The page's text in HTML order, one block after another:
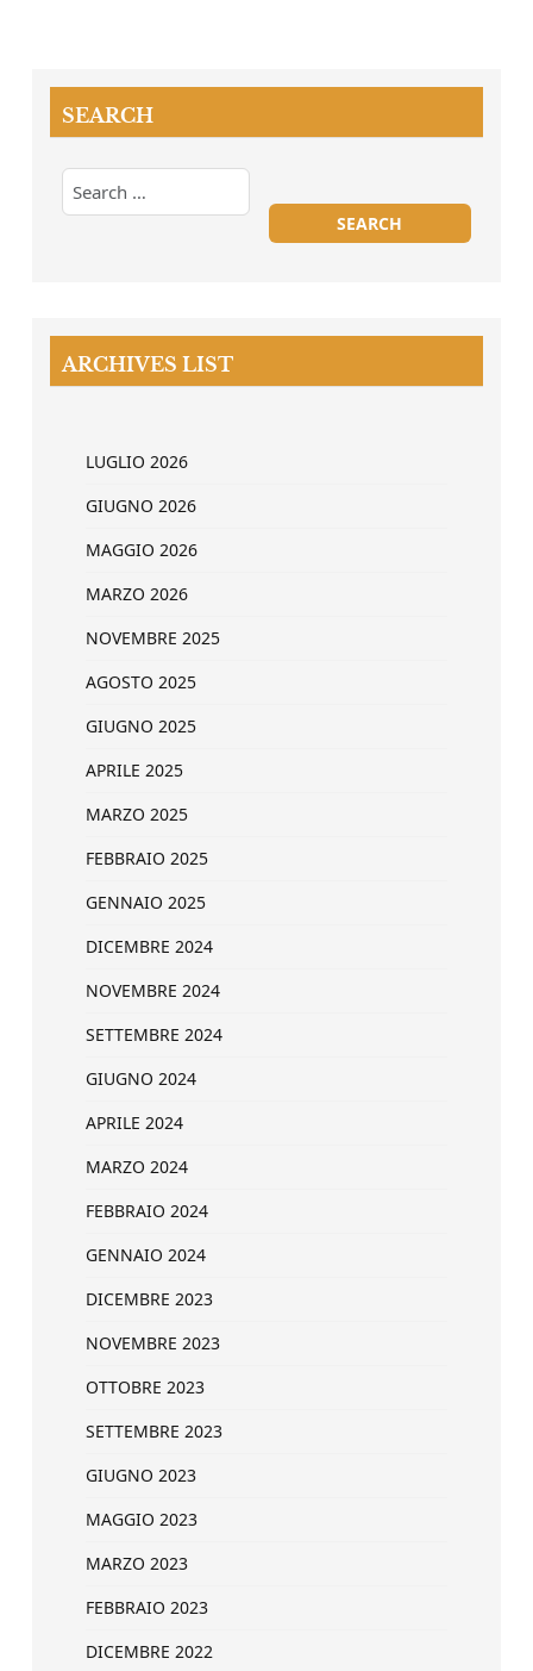
SEARCH
ARCHIVES LIST
LUGLIO 2026
GIUGNO 2026
MAGGIO 2026
MARZO 2026
NOVEMBRE 2025
AGOSTO 2025
GIUGNO 2025
APRILE 2025
MARZO 2025
FEBBRAIO 2025
GENNAIO 2025
DICEMBRE 2024
NOVEMBRE 2024
SETTEMBRE 2024
GIUGNO 2024
APRILE 2024
MARZO 2024
FEBBRAIO 2024
GENNAIO 2024
DICEMBRE 2023
NOVEMBRE 2023
OTTOBRE 2023
SETTEMBRE 2023
GIUGNO 2023
MAGGIO 2023
MARZO 2023
FEBBRAIO 2023
DICEMBRE 2022